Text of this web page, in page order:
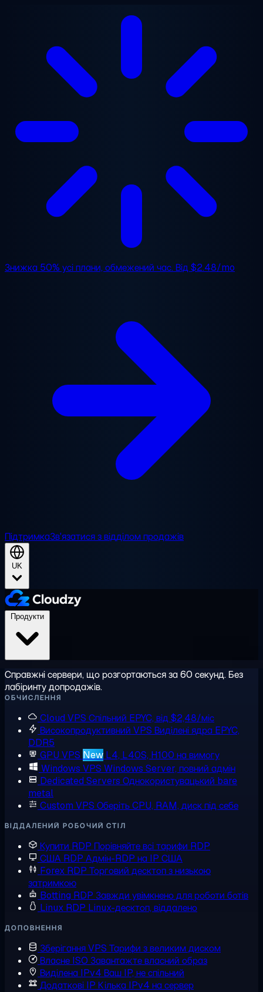
Знижка 50% усі плани, обмежений час. Від$2.48/mo
ПідтримкаЗв'язатися з відділом продажів
UK
Справжні сервери, що розгортаються за 60 секунд. Без
лабіринту допродажів.
ОБЧИСЛЕННЯ
Cloud VPS Спільний EPYC, від $2,48/міс
Високопродуктивний VPS Виділені ядра EPYC,
DDR5
GPU VPS New L4, L40S, H100 на вимогу
Windows VPS Windows Server, повний адмін
Dedicated Servers Однокористувацький bare
metal
Custom VPS Оберіть CPU, RAM, диск під себе
ВІДДАЛЕНИЙ РОБОЧИЙ СТІЛ
Купити RDP Порівняйте всі тарифи RDP
США RDP Адмін-RDP на IP США
Forex RDP Торговий десктоп з низькою
затримкою
Botting RDP Завжди увімкнено для роботи ботів
Linux RDP Linux-десктоп, віддалено
ДОПОВНЕННЯ
Зберігання VPS Тарифи з великим диском
Власне ISO Завантажте власний образ
Виділена IPv4 Ваш IP, не спільний
Додаткові IP Кілька IPv4 на сервер